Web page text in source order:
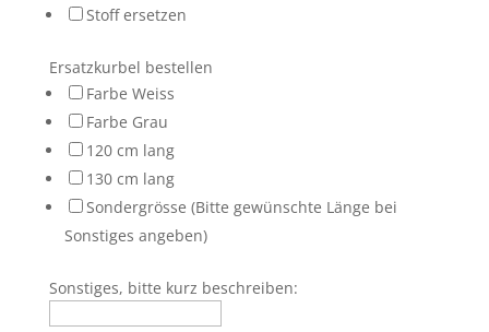
Stoff ersetzen
Ersatzkurbel bestellen
Farbe Weiss
Farbe Grau
120 cm lang
130 cm lang
Sondergrösse (Bitte gewünschte Länge bei
Sonstiges angeben)
Sonstiges, bitte kurz beschreiben: